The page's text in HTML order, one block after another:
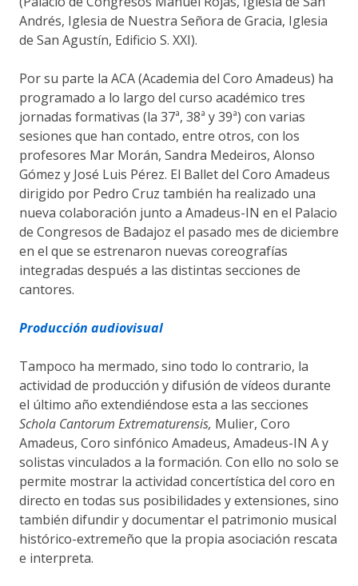
Andrés, Iglesia de Nuestra Señora de Gracia, Iglesia
de San Agustín, Edificio S. XXI).
Por su parte la ACA (Academia del Coro Amadeus) ha
programado a lo largo del curso académico tres
jornadas formativas (la 37ª, 38ª y 39ª) con varias
sesiones que han contado, entre otros, con los
profesores Mar Morán, Sandra Medeiros, Alonso
Gómez y José Luis Pérez. El Ballet del Coro Amadeus
dirigido por Pedro Cruz también ha realizado una
nueva colaboración junto a Amadeus-IN en el Palacio
de Congresos de Badajoz el pasado mes de diciembre
en el que se estrenaron nuevas coreografías
integradas después a las distintas secciones de
cantores.
Producción audiovisual
Tampoco ha mermado, sino todo lo contrario, la
actividad de producción y difusión de vídeos durante
el último año extendiéndose esta a las secciones
Schola Cantorum Extrematurensis, Mulier, Coro
Amadeus, Coro sinfónico Amadeus, Amadeus-IN A y
solistas vinculados a la formación. Con ello no solo se
permite mostrar la actividad concertística del coro en
directo en todas sus posibilidades y extensiones, sino
también difundir y documentar el patrimonio musical
histórico-extremeño que la propia asociación rescata
e interpreta.